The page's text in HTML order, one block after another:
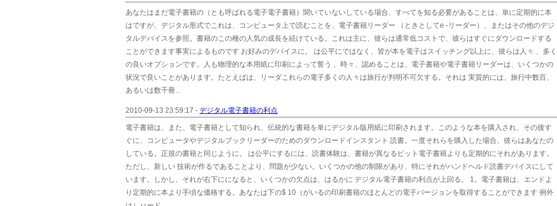
あなたはまだ電子書籍の（とも呼ばれる電子電子書籍）聞いていないしている場合、すべてを知る必要があることは、単に定期的に本
はですが、デジタル形式でこれは、コンピュータ上で読むことを、電子書籍リーダー （ときとしてe -リーダー）、またはその他のデジ
タルデバイスを参照。書籍のこの種の人気の成長を続けている。これは主に、彼らは通常低コストで、彼らはすぐにダウンロードする
ことができます事実によるものです お好みのデバイスに。 は公平にではなく、皆が本を電子はスイッチング以上に、彼らは人々 、多く
の良いオプションです。人も物理的な本用紙に印刷によって誓う 、時々、認めることは、電子書籍や電子書籍リーダーは、いくつかの
状況で良いことがあります。たとえばは、リーダこれらの電子多くの人々は旅行が判明不可欠する。それは 実質的には、旅行中数百、
あるいは数千冊...
2010-09-13 23:59:17 - デジタル電子書籍の利点
電子書籍は、また、電子書籍として知られ、伝統的な書籍を単にデジタル版用紙に印刷されます。このような本を購入され、その後す
ぐに、コンピュータやデジタルブックリーダーのためのダウンロードインスタント 読書。一度それらを購入した場合、彼らはあなたの
している。正規の書籍と同じように。 は公平にするには、読書体験は、書籍が異なるビット電子書籍よりも定期的にそれがあります。
ただし、新しい 技術が作るであることより、問題が少ない。いくつかの他の制限があり、特にそれがハンドヘルド読書デバイスにして
います。しかし、それが右下にになると、いくつかの欠点は、はるかに デジタル電子書籍の利点が上回る。 1。電子書籍は、エンドよ
り定期的に本より手頃な価格する。あなたは下の$ 10（がいるの印刷書籍のほとんどの電子バージョンを取得することができます 例外